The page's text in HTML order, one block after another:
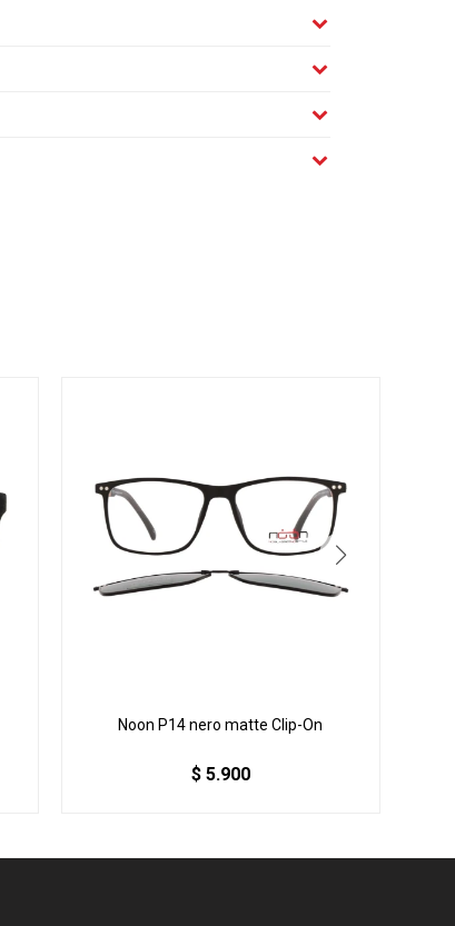
Noon P14 nero matte Clip-On
$ 5.900